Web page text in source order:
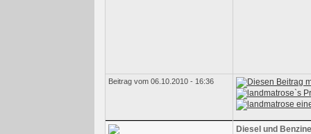
Beitrag vom 06.10.2010 - 16:36
Diesel und